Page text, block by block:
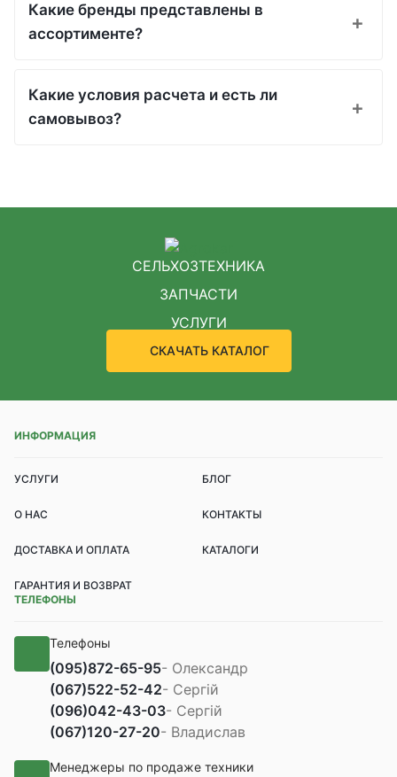
Какие бренды представлены в
ассортименте?
Какие условия расчета и есть ли
самовывоз?
СЕЛЬХОЗТЕХНИКА
ЗАПЧАСТИ
УСЛУГИ
СКАЧАТЬ КАТАЛОГ
ИНФОРМАЦИЯ
УСЛУГИ БЛОГ
О НАС КОНТАКТЫ
ДОСТАВКА И ОПЛАТА КАТАЛОГИ
ГАРАНТИЯ И ВОЗВРАТ
ТЕЛЕФОНЫ
Телефоны
(095)872-65-95- Олександр
(067)522-52-42- Сергій
(096)042-43-03- Сергій
(067)120-27-20- Владислав
Менеджеры по продаже техники